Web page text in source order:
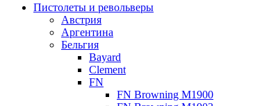
Пистолеты и револьверы
Австрия
Аргентина
Бельгия
Bayard
Clement
FN
FN Browning M1900